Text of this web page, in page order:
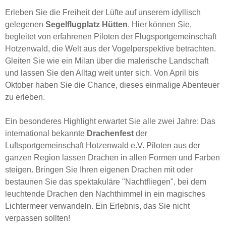
Erleben Sie die Freiheit der Lüfte auf unserem idyllisch
gelegenen Segelflugplatz Hütten. Hier können Sie,
begleitet von erfahrenen Piloten der Flugsportgemeinschaft
Hotzenwald, die Welt aus der Vogelperspektive betrachten.
Gleiten Sie wie ein Milan über die malerische Landschaft
und lassen Sie den Alltag weit unter sich. Von April bis
Oktober haben Sie die Chance, dieses einmalige Abenteuer
zu erleben.
Ein besonderes Highlight erwartet Sie alle zwei Jahre: Das
international bekannte Drachenfest der
Luftsportgemeinschaft Hotzenwald e.V. Piloten aus der
ganzen Region lassen Drachen in allen Formen und Farben
steigen. Bringen Sie Ihren eigenen Drachen mit oder
bestaunen Sie das spektakuläre "Nachtfliegen", bei dem
leuchtende Drachen den Nachthimmel in ein magisches
Lichtermeer verwandeln. Ein Erlebnis, das Sie nicht
verpassen sollten!